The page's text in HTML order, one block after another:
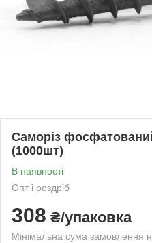
Саморіз
(1000шт)
В наявності
Опт і роздріб
308 ₴/упаковка
Мінімальна сума замовлення